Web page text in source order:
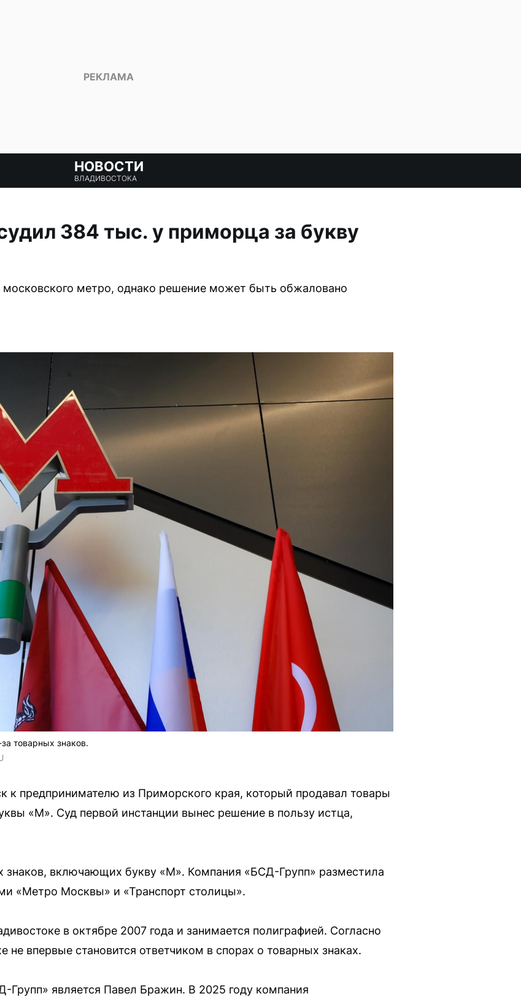
НОВОСТИ
ВЛАДИВОСТОКА
384 тыс. у приморца за букву
московского метро, однако решение может быть обжаловано
товарных знаков.
к предпринимателю из Приморского края, который продавал товары
«М». Суд первой инстанции вынес решение в пользу истца,
знаков, включающих букву «М». Компания «БСД-Групп» разместила
«Метро Москвы» и «Транспорт столицы».
в октябре 2007 года и занимается полиграфией. Согласно
не впервые становится ответчиком в спорах о товарных знаках.
является Павел Бражин. В 2025 году компания